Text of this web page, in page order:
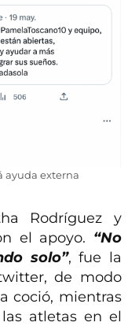
ayuda externa
Rodríguez y
el apoyo. “No
solo”, fue la
de modo
coció, mientras
atletas en el